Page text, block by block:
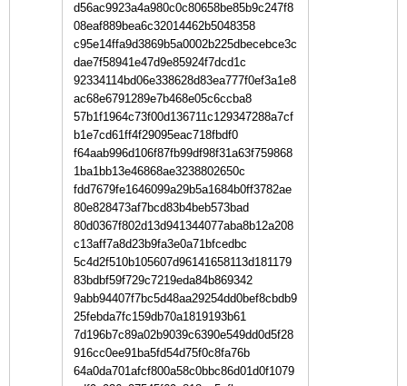
d56ac9923a4a980c0c80658be85b9c247f8
08eaf889bea6c32014462b5048358
c95e14ffa9d3869b5a0002b225dbecebce3c
dae7f58941e47d9e85924f7dcd1c
92334114bd06e338628d83ea777f0ef3a1e8
ac68e6791289e7b468e05c6ccba8
57b1f1964c73f00d136711c129347288a7cf
b1e7cd61ff4f29095eac718fbdf0
f64aab996d106f87fb99df98f31a63f759868
1ba1bb13e46868ae3238802650c
fdd7679fe1646099a29b5a1684b0ff3782ae
80e828473af7bcd83b4beb573bad
80d0367f802d13d941344077aba8b12a208
c13aff7a8d23b9fa3e0a71bfcedbc
5c4d2f510b105607d96141658113d181179
83bdbf59f729c7219eda84b869342
9abb94407f7bc5d48aa29254dd0bef8cbdb9
25febda7fc159db70a1819193b61
7d196b7c89a02b9039c6390e549dd0d5f28
916cc0ee91ba5fd54d75f0c8fa76b
64a0da701afcf800a58c0bbc86d01d0f1079